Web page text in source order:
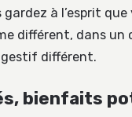
gardez à l’esprit
différent, dans un
différent.
bienfaits